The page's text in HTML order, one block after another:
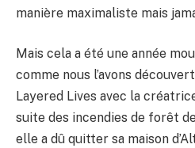
manière maximaliste mais
Mais cela a été une année
comme nous l’avons
Layered Lives avec la
suite des incendies de forêt
elle a dû quitter sa maison